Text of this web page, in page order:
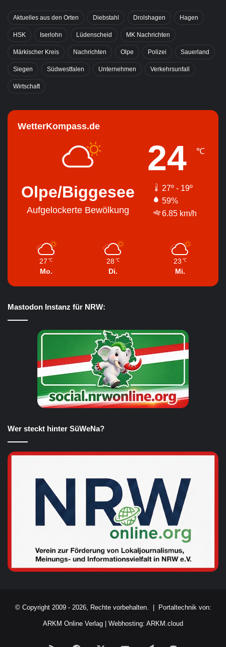
Aktuelles aus den Orten Diebstahl Drolshagen Hagen
HSK Iserlohn Lüdenscheid MK Nachrichten
Märkischer Kreis Nachrichten Olpe Polizei Sauerland
Siegen Südwestfalen Unternehmen Verkehrsunfall
Wirtschaft
WetterKompass.de
Olpe/Biggesee
Aufgelockerte Bewölkung
24 ℃
27º - 19º
59%
6.85 km/h
27 ℃
Mo.
28 ℃
Di.
23 ℃
Mi.
Mastodon Instanz für NRW:
Wer steckt hinter SüWeNa?
© Copyright 2009 - 2026, Rechte vorbehalten. | Portaltechnik von:
ARKM Online Verlag Webhosting: ARKM.cloud